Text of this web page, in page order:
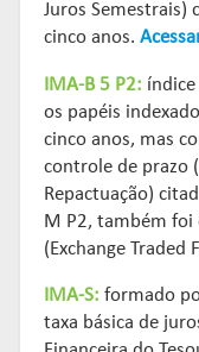
Juros Semestrais)
cinco anos.
IMA-B 5 P2:
os papéis
cinco anos, mas
controle de prazo
Repactuação)
M P2, também foi
(Exchange Traded
IMA-S: formado
taxa básica de